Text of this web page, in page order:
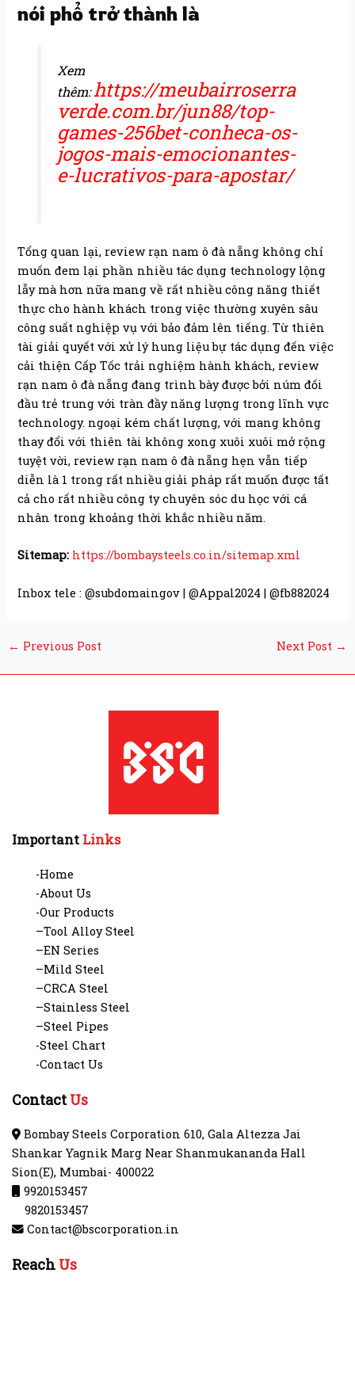
nói phổ trở thành là
Xem
thêm:https://meubairroserra
verde.com.br/jun88/top-
games-256bet-conheca-os-
jogos-mais-emocionantes-
e-lucrativos-para-apostar/
Tổng quan lại, review rạn nam ô đà nẵng không chỉ
muốn đem lại phần nhiều tác dụng technology lộng
lẫy mà hơn nữa mang về rất nhiều công năng thiết
thực cho hành khách trong việc thường xuyên sâu
công suất nghiệp vụ với bảo đảm lên tiếng. Từ thiên
tài giải quyết với xử lý hung liệu bự tác dụng đến việc
cải thiện Cấp Tốc trải nghiệm hành khách, review
rạn nam ô đà nẵng đang trình bày được bởi núm đối
đầu trẻ trung với tràn đầy năng lượng trong lĩnh vực
technology. ngoại kém chất lượng, với mang không
thay đổi với thiên tài không xong xuôi xuôi mở rộng
tuyệt vời, review rạn nam ô đà nẵng hẹn vẫn tiếp
diễn là 1 trong rất nhiều giải pháp rất muốn được tất
cả cho rất nhiều công ty chuyên sóc du học với cá
nhân trong khoảng thời khắc nhiều năm.
Sitemap: https://bombaysteels.co.in/sitemap.xml
Inbox tele : @subdomaingov | @Appal2024 | @fb882024
← Previous Post Next Post →
Important Links
-Home
-About Us
-Our Products
–Tool Alloy Steel
–EN Series
–Mild Steel
–CRCA Steel
–Stainless Steel
–Steel Pipes
-Steel Chart
-Contact Us
Contact Us
Bombay Steels Corporation 610, Gala Altezza Jai
Shankar Yagnik Marg Near Shanmukananda Hall
Sion(E), Mumbai- 400022
9920153457
9820153457
Contact@bscorporation.in
Reach Us